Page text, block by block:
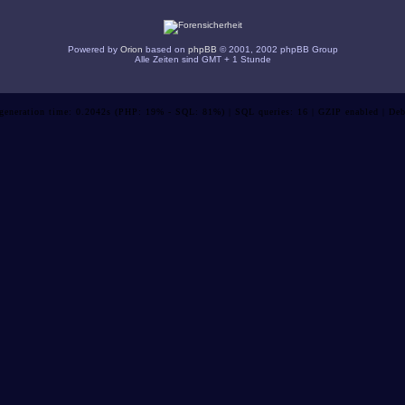
Powered by Orion based on phpBB © 2001, 2002 phpBB Group
Alle Zeiten sind GMT + 1 Stunde
time: 0.2042s (PHP: 19% - SQL: 81%) | SQL queries: 16 | GZIP enabled |